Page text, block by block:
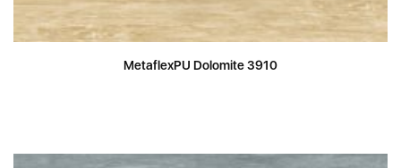
MetaflexPU Dolomite 3910